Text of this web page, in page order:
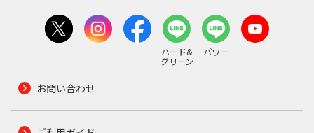
ハード&
グリーン
パワー
お問い合わせ